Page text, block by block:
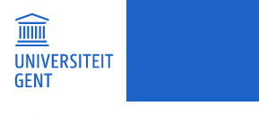
Overslaan en naar de inhoud gaan